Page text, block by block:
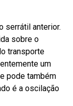
serrátil anterior.
sobre o
transporte
um
pode também
é a oscilação